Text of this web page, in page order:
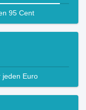
95 Cent
jeden Euro